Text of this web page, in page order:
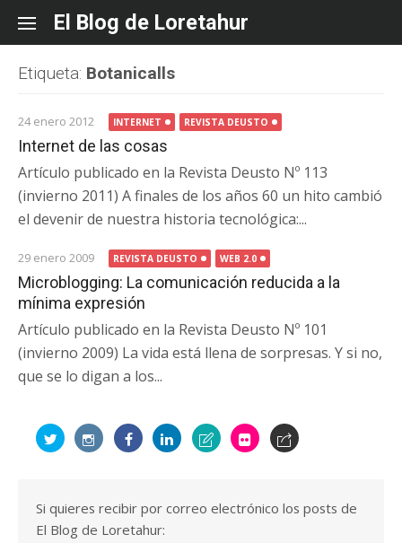
content
El Blog de Loretahur
Etiqueta: Botanicalls
24 enero 2012 INTERNET REVISTA DEUSTO
Internet de las cosas
Artículo publicado en la Revista Deusto Nº 113
(invierno 2011) A finales de los años 60 un hito cambió
el devenir de nuestra historia tecnológica:...
29 enero 2009 REVISTA DEUSTO WEB 2.0
Microblogging: La comunicación reducida a la
mínima expresión
Artículo publicado en la Revista Deusto Nº 101
(invierno 2009) La vida está llena de sorpresas. Y si no,
que se lo digan a los...
Si quieres recibir por correo electrónico los posts de
El Blog de Loretahur: